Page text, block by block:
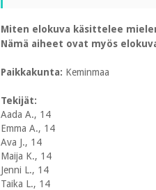
Miten elokuva käsittelee
Nämä aiheet ovat myös
Paikkakunta: Keminmaa
Tekijät:
Aada A., 14
Emma A., 14
Ava J., 14
Maija K., 14
Jenni L., 14
Taika L., 14